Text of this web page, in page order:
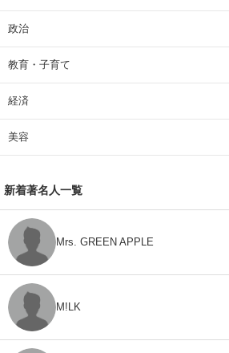
政治
教育・子育て
経済
美容
新着著名人一覧
Mrs. GREEN APPLE
M!LK